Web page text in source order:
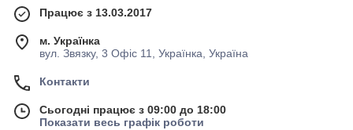
Працює з 13.03.2017
м. Українка
вул. Звязку, 3 Офіс 11, Українка, Україна
Контакти
Сьогодні працює з 09:00 до 18:00
Показати весь графік роботи